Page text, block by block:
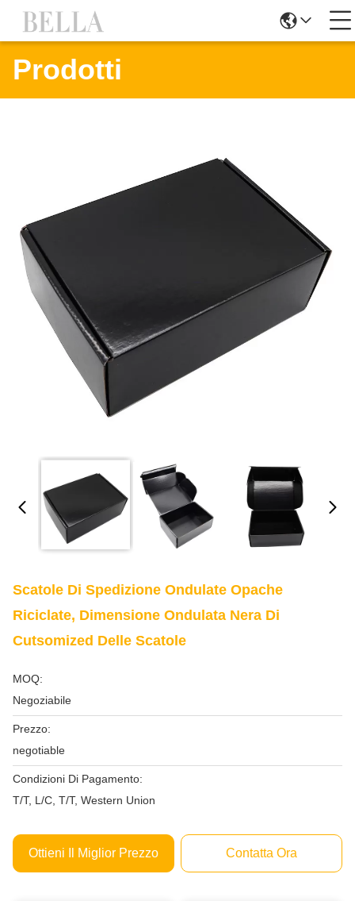
Prodotti
Scatole Di Spedizione Ondulate Opache
Riciclate, Dimensione Ondulata Nera Di
Cutsomized Delle Scatole
MOQ:
Negoziabile
Prezzo:
negotiable
Condizioni Di Pagamento:
T/T, L/C, T/T, Western Union
Ottieni Il Miglior Prezzo Contatta Ora